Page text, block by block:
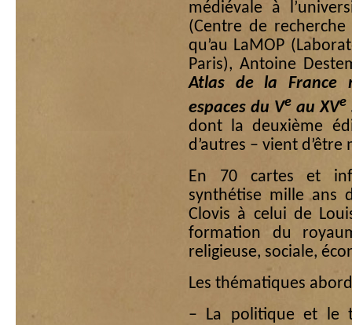
médiévale à
(Centre de
qu’au LaMOP
Paris), Antoine
Atlas de la France
espaces du Ve au XVe
dont la deuxième
d’autres – vient d’être
En 70 cartes et
synthétise mille ans
Clovis à celui de
formation du
religieuse, sociale,
Les thématiques
– La politique et le